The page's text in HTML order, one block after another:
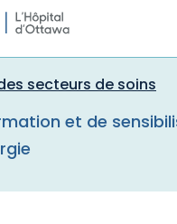
secteurs de soins
et de